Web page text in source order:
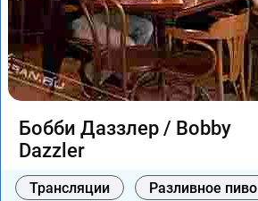
Бобби Даззлер / Bobby
Dazzler
Трансляции Разливное пиво